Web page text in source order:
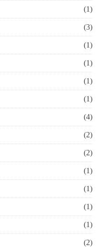
(1)
(3)
(1)
(1)
(1)
(1)
(4)
(2)
(2)
(1)
(1)
(1)
(1)
(2)